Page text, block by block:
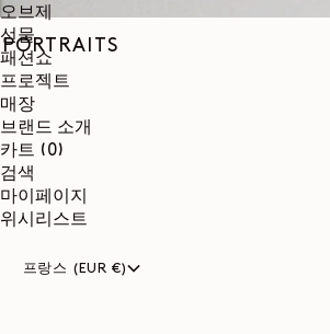
오브제
선물
패션쇼
프로젝트
매장
브랜드 소개
카트 (0)
검색
마이페이지
위시리스트
프랑스 (EUR €)
PORTRAITS